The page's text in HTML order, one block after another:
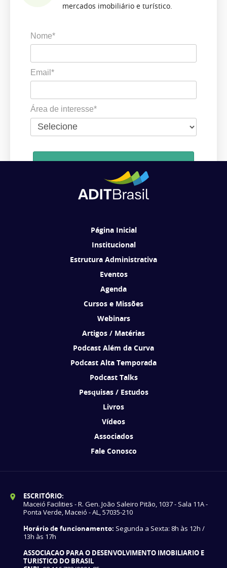
mercados imobiliário e turístico.
Nome*
Email*
Área de interesse*
Ao se cadastrar, você concorda em receber comunicações da ADIT
Página Inicial
Institucional
Estrutura Administrativa
Eventos
Agenda
Cursos e Missões
Webinars
Artigos / Matérias
Podcast Além da Curva
Podcast Alta Temporada
Podcast Talks
Pesquisas / Estudos
Livros
Vídeos
Associados
Fale Conosco
ESCRITÓRIO:
Maceió Facilities - R. Gen. João Saleiro Pitão, 1037 - Sala 11A -
Ponta Verde, Maceió - AL, 57035-210
Horário de funcionamento: Segunda a Sexta: 8h às 12h /
13h às 17h
ASSOCIACAO PARA O DESENVOLVIMENTO IMOBILIARIO E
TURISTICO DO BRASIL